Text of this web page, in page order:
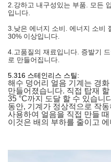
2. 강하고 내구성있는 부품. 모든
입니다.
3. 낮은 에너지 소비. 에너지 소비
30% 이상입니다.
4. 고품질의 재료입니다. 증발기
로 만들어집니다.
5.316 스테인리스 스틸:
해수 덩어리 얼음 기계는 경
만들어졌습니다. 직접 탑재
35 °C까지 도달 할 수 있습니
동안, 기계가 정상적으로 작
사용하여 얼음을 직접 만들
이것은 배의 부하를 줄이고